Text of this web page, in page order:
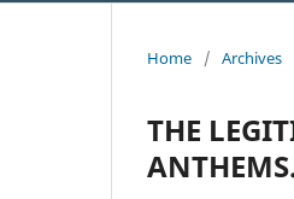
Home / Archives
THE